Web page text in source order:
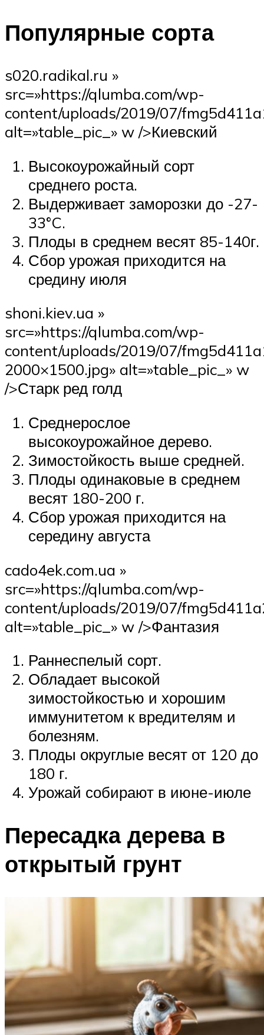
Популярные сорта
s020.radikal.ru »
src=»https://qlumba.com/wp-
content/uploads/2019/07/
alt=»table_pic_» w />Киевский
Высокоурожайный сорт
среднего роста.
Выдерживает заморозки до -27-
33°C.
Плоды в среднем весят 85-140г.
Сбор урожая приходится на
средину июля
shoni.kiev.ua »
src=»https://qlumba.com/wp-
content/uploads/2019/07/
2000×1500.jpg» alt=»table_pic_» w
/>Старк ред голд
Среднерослое
высокоурожайное дерево.
Зимостойкость выше средней.
Плоды одинаковые в среднем
весят 180-200 г.
Сбор урожая приходится на
середину августа
cado4ek.com.ua »
src=»https://qlumba.com/wp-
content/uploads/2019/07/
alt=»table_pic_» w />Фантазия
Раннеспелый сорт.
Обладает высокой
зимостойкостью и хорошим
иммунитетом к вредителям и
болезням.
Плоды округлые весят от 120 до
180 г.
Урожай собирают в июне-июле
Пересадка дерева в
открытый грунт